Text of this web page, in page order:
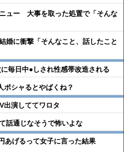
ュー 大事を取った処置で「そんな
婚に衝撃「そんなこと、話したこと
毎日中●︎しされ性感帯改造される
ポシャるとやばくね？
出演しててワロタ
話通じなそうで怖いよな
あげるって女子に言った結果